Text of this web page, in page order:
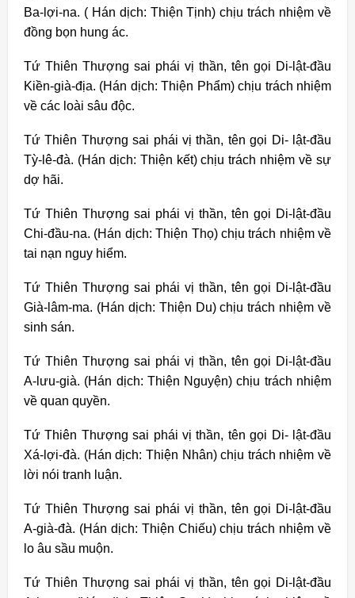
Ba-lợi-na. ( Hán dịch: Thiện Tịnh) chịu trách nhiệm về
đồng bọn hung ác.
Tứ Thiên Thượng sai phái vị thần, tên gọi Di-lật-đầu
Kiền-già-địa. (Hán dịch: Thiện Phẩm) chịu trách nhiệm
về các loài sâu độc.
Tứ Thiên Thượng sai phái vị thần, tên gọi Di- lật-đầu
Tỳ-lê-đà. (Hán dịch: Thiện kết) chịu trách nhiệm về sự
dợ hãi.
Tứ Thiên Thượng sai phái vị thần, tên gọi Di-lật-đầu
Chi-đầu-na. (Hán dịch: Thiện Thọ) chịu trách nhiệm về
tai nạn nguy hiểm.
Tứ Thiên Thượng sai phái vị thần, tên gọi Di-lật-đầu
Già-lâm-ma. (Hán dịch: Thiện Du) chịu trách nhiệm về
sinh sán.
Tứ Thiên Thượng sai phái vị thần, tên gọi Di-lật-đầu
A-lưu-già. (Hán dịch: Thiện Nguyện) chịu trách nhiệm
về quan quyền.
Tứ Thiên Thượng sai phái vị thần, tên gọi Di- lật-đầu
Xá-lợi-đà. (Hán dịch: Thiện Nhân) chịu trách nhiệm về
lời nói tranh luận.
Tứ Thiên Thượng sai phái vị thần, tên gọi Di-lật-đầu
A-già-đà. (Hán dịch: Thiện Chiếu) chịu trách nhiệm về
lo âu sầu muộn.
Tứ Thiên Thượng sai phái vị thần, tên gọi Di-lật-đầu